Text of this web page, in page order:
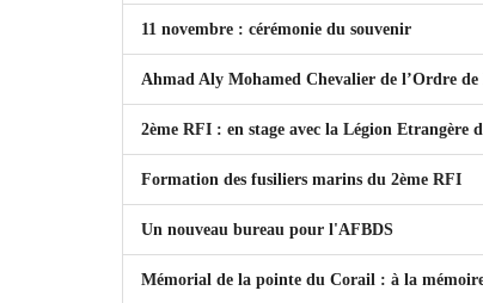
11 novembre : cérémonie du souvenir
Ahmad Aly Mohamed Chevalier de l’Ordre
2ème RFI : en stage avec la Légion Etrangère
Formation des fusiliers marins du 2ème RFI
Un nouveau bureau pour l'AFBDS
Mémorial de la pointe du Corail : à la